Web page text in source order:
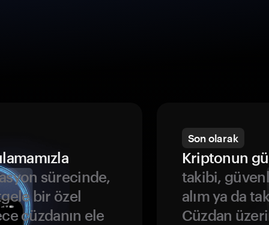
sürecinde,
bir özel
cüzdanın ele
Son olarak
Kriptonun
takibi,
alım ya da
Cüzdan